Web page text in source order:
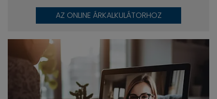
AZ ONLINE ÁRKALKULÁTORHOZ